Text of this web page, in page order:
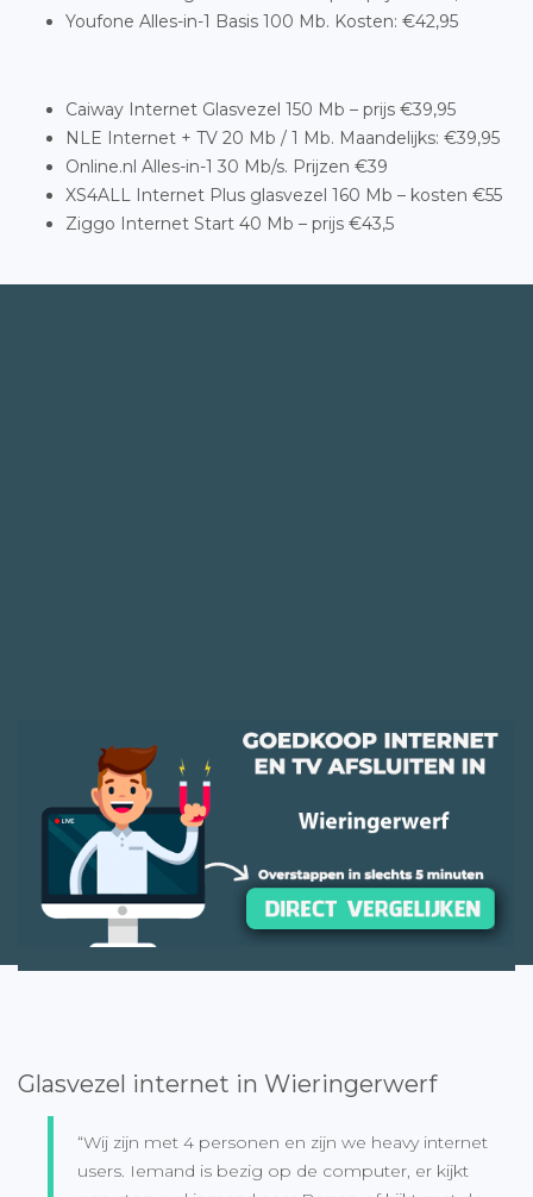
Youfone Alles-in-1 Basis 100 Mb. Kosten: €42,95
Caiway Internet Glasvezel 150 Mb – prijs €39,95
NLE Internet + TV 20 Mb / 1 Mb. Maandelijks: €39,95
Online.nl Alles-in-1 30 Mb/s. Prijzen €39
XS4ALL Internet Plus glasvezel 160 Mb – kosten €55
Ziggo Internet Start 40 Mb – prijs €43,5
Glasvezel internet in Wieringerwerf
“Wij zijn met 4 personen en zijn we heavy internet
users. Iemand is bezig op de computer, er kijkt